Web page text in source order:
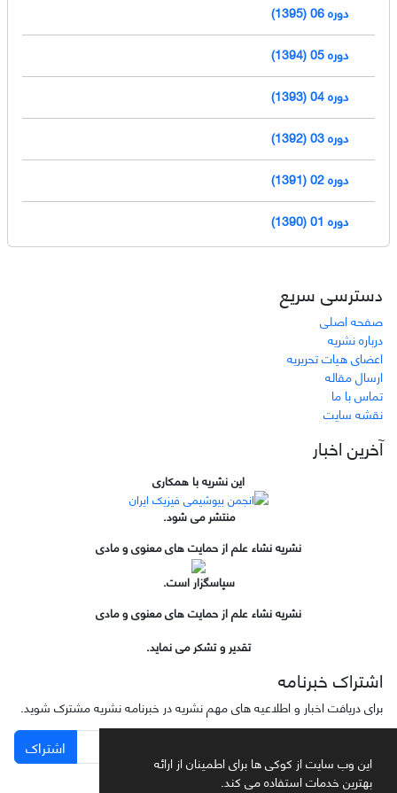
این وب سایت از کوکی ها برای اطمینان از ارائه
بهترین خدمات استفاده می کند.
دوره 06 (1395)
دوره 05 (1394)
دوره 04 (1393)
دوره 03 (1392)
دوره 02 (1391)
دوره 01 (1390)
دسترسی سریع
صفحه اصلی
درباره نشریه
اعضای هیات تحریریه
ارسال مقاله
تماس با ما
نقشه سایت
آخرین اخبار
این نشریه با همکاری
منتشر می شود.
نشریه نشاء علم از حمایت های معنوی و مادی
سپاسگزار است.
نشریه نشاء علم از حمایت های معنوی و مادی
تقدیر و تشکر می نماید.
اشتراک خبرنامه
برای دریافت اخبار و اطلاعیه های مهم نشریه در خبرنامه نشریه مشترک شوید.
اشتراک